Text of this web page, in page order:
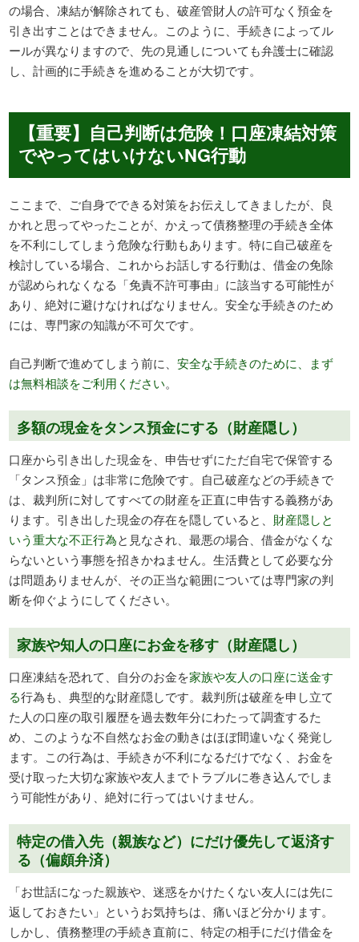
の場合、凍結が解除されても、破産管財人の許可なく預金を
引き出すことはできません。このように、手続きによってル
ールが異なりますので、先の見通しについても弁護士に確認
し、計画的に手続きを進めることが大切です。
【重要】自己判断は危険！口座凍結対策
でやってはいけないNG行動
ここまで、ご自身でできる対策をお伝えしてきましたが、良
かれと思ってやったことが、かえって債務整理の手続き全体
を不利にしてしまう危険な行動もあります。特に自己破産を
検討している場合、これからお話しする行動は、借金の免除
が認められなくなる「免責不許可事由」に該当する可能性が
あり、絶対に避けなければなりません。安全な手続きのため
には、専門家の知識が不可欠です。
自己判断で進めてしまう前に、安全な手続きのために、まず
は無料相談をご利用ください。
多額の現金をタンス預金にする（財産隠し）
口座から引き出した現金を、申告せずにただ自宅で保管する
「タンス預金」は非常に危険です。自己破産などの手続きで
は、裁判所に対してすべての財産を正直に申告する義務があ
ります。引き出した現金の存在を隠していると、 財産隠しと
いう重大な不正行為と見なされ、最悪の場合、借金がなくな
らないという事態を招きかねません。生活費として必要な分
は問題ありませんが、その正当な範囲については専門家の判
断を仰ぐようにしてください。
家族や知人の口座にお金を移す（財産隠し）
口座凍結を恐れて、自分のお金を家族や友人の口座に送金す
る行為も、典型的な財産隠しです。裁判所は破産を申し立て
た人の口座の取引履歴を過去数年分にわたって調査するた
め、このような不自然なお金の動きはほぼ間違いなく発覚し
ます。この行為は、手続きが不利になるだけでなく、お金を
受け取った大切な家族や友人までトラブルに巻き込んでしま
う可能性があり、絶対に行ってはいけません。
特定の借入先（親族など）にだけ優先して返済す
る（偏頗弁済）
「お世話になった親族や、迷惑をかけたくない友人には先に
返しておきたい」というお気持ちは、痛いほど分かります。
しかし、債務整理の手続き直前に、特定の相手にだけ借金を